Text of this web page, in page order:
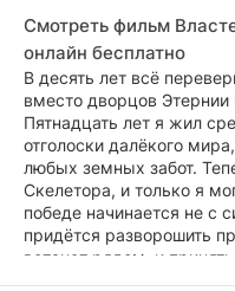
Смотреть фильм
онлайн бесплатно
В десять лет всё
вместо дворцов
Пятнадцать лет я жил
отголоски далёкого
любых земных забот.
Скелетора, и только я
победе начинается не с
придётся разворошить
встанет рядом, и